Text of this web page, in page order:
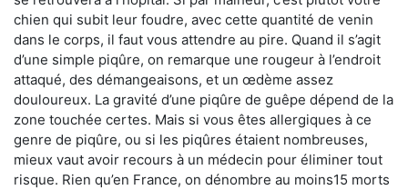
chien qui subit leur foudre, avec cette quantité de venin
dans le corps, il faut vous attendre au pire. Quand il s’agit
d’une simple piqûre, on remarque une rougeur à l’endroit
attaqué, des démangeaisons, et un œdème assez
douloureux. La gravité d’une piqûre de guêpe dépend de la
zone touchée certes. Mais si vous êtes allergiques à ce
genre de piqûre, ou si les piqûres étaient nombreuses,
mieux vaut avoir recours à un médecin pour éliminer tout
risque. Rien qu’en France, on dénombre au moins15 morts